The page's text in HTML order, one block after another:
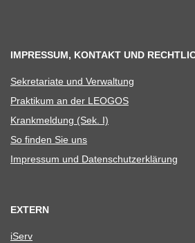
IMPRESSUM, KONTAKT UND
Sekre­ta­riate und Verwaltung
Prak­ti­kum an der LEOGOS
Krank­mel­dung (Sek. I)
So fin­den Sie uns
Impres­sum und Datenschutzerklärung
EXTERN
iServ